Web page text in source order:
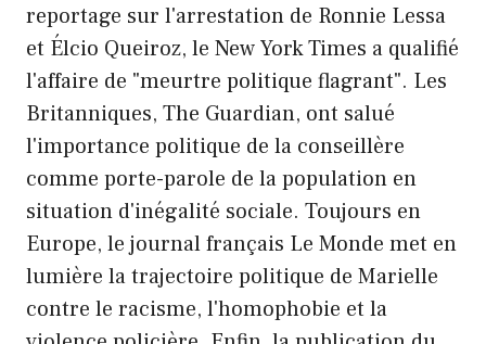
reportage sur l'arrestation de Ronnie Lessa
et Élcio Queiroz, le New York Times a qualifié
l'affaire de "meurtre politique flagrant". Les
Britanniques, The Guardian, ont salué
l'importance politique de la conseillère
comme porte-parole de la population en
situation d'inégalité sociale. Toujours en
Europe, le journal français Le Monde met en
lumière la trajectoire politique de Marielle
contre le racisme, l'homophobie et la